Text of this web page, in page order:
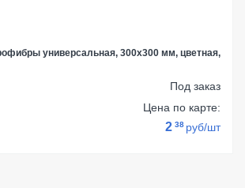
универсальная, 300х300 мм, цветная,
Под заказ
Цена по карте:
2 38 руб/шт